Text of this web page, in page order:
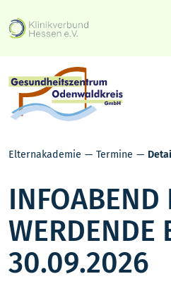
Elternakademie Termine
INFOABEND
WERDENDE
30.09.2026